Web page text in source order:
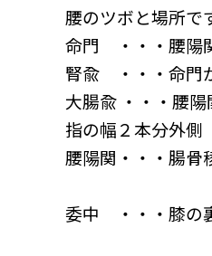
腰のツボと場所で
命門 ・・・腰陽
腎兪 ・・・命門
大腸兪 ・・・腰
指の幅２本分外側
腰陽関・・・腸骨
委中 ・・・膝の